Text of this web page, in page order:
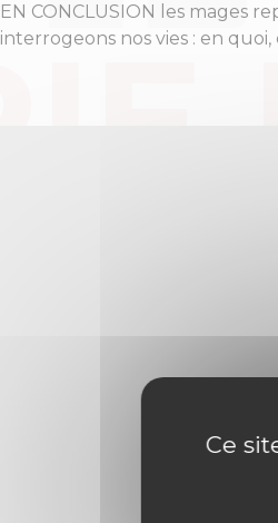
EN CONCLUSION les mages
interrogeons nos vies : en
Ce